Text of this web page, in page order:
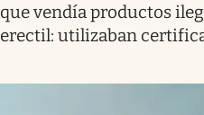
que vendía productos
erectil: utilizaban